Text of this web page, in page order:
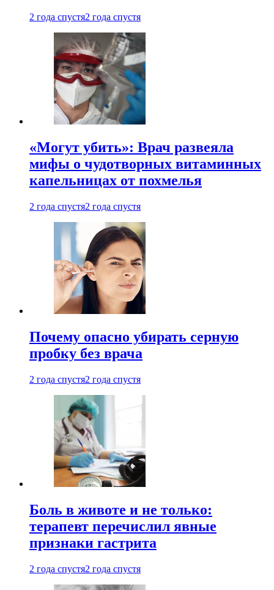
2 года спустя2 года спустя
«Могут убить»: Врач развеяла
мифы о чудотворных витаминных
капельницах от похмелья
2 года спустя2 года спустя
Почему опасно убирать серную
пробку без врача
2 года спустя2 года спустя
Боль в животе и не только:
терапевт перечислил явные
признаки гастрита
2 года спустя2 года спустя